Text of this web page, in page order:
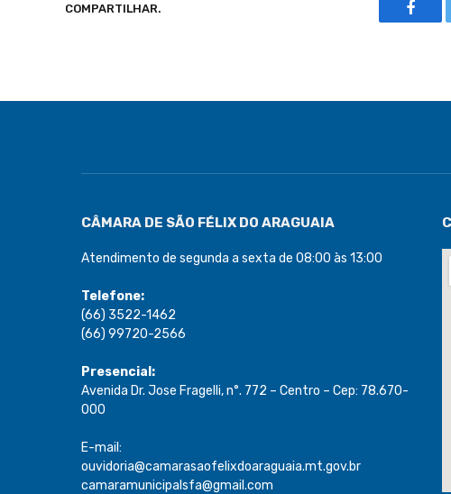
COMPARTILHAR.
CÂMARA DE SÃO FÉLIX DO ARAGUAIA
Atendimento de segunda a sexta de 08:00 às 13:00
Telefone:
(66) 3522-1462
(66) 99720-2566
Presencial:
Avenida Dr. Jose Fragelli, n°. 772 – Centro – Cep: 78.670-
000
E-mail:
ouvidoria@camarasaofelixdoaraguaia.mt.gov.br
camaramunicipalsfa@gmail.com